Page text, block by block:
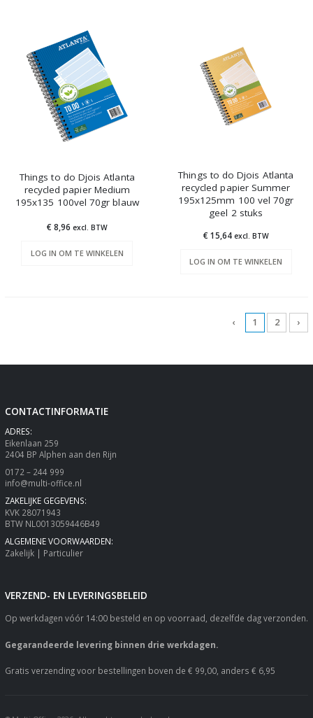
Things to do Djois Atlanta
recycled papier Medium
195x135 100vel 70gr blauw
€ 8,96 excl. BTW
LOG IN OM TE WINKELEN
Things to do Djois Atlanta
recycled papier Summer
195x125mm 100 vel 70gr
geel 2 stuks
€ 15,64 excl. BTW
LOG IN OM TE WINKELEN
‹ 1 2 ›
CONTACTINFORMATIE
ADRES:
Eikenlaan 259
2404 BP Alphen aan den Rijn
0172 – 244 999
info@multi-office.nl
ZAKELIJKE GEGEVENS:
KVK 28071943
BTW NL0013059446B49
ALGEMENE VOORWAARDEN:
Zakelijk| Particulier
VERZEND- EN LEVERINGSBELEID
Op werkdagen vóór 14:00 besteld en op voorraad, dezelfde dag verzonden.
Gegarandeerde levering binnen drie werkdagen.
Gratis verzending voor bestellingen boven de € 99,00, anders € 6,95